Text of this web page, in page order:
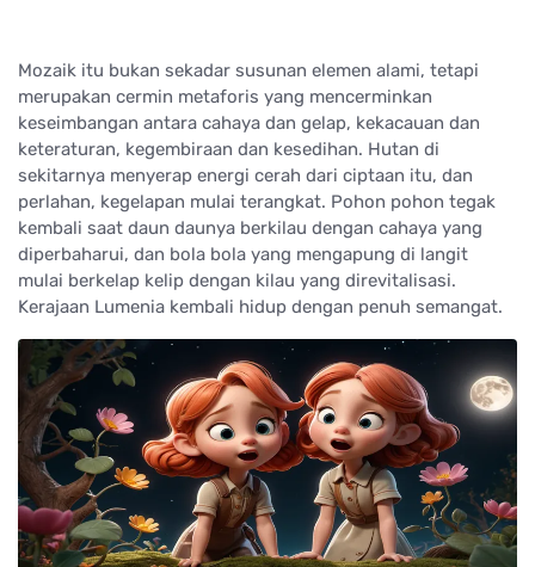
Mozaik itu bukan sekadar susunan elemen alami, tetapi
merupakan cermin metaforis yang mencerminkan
keseimbangan antara cahaya dan gelap, kekacauan dan
keteraturan, kegembiraan dan kesedihan. Hutan di
sekitarnya menyerap energi cerah dari ciptaan itu, dan
perlahan, kegelapan mulai terangkat. Pohon pohon tegak
kembali saat daun daunya berkilau dengan cahaya yang
diperbaharui, dan bola bola yang mengapung di langit
mulai berkelap kelip dengan kilau yang direvitalisasi.
Kerajaan Lumenia kembali hidup dengan penuh semangat.